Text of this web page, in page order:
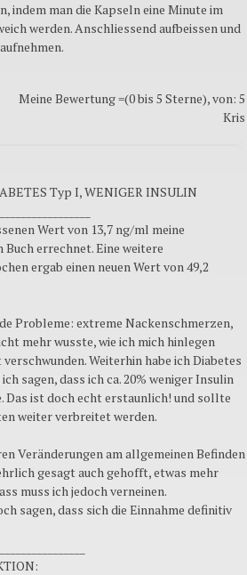
indem man die Kapseln eine Minute im
werden. Anschliessend aufbeissen und
Meine Bewertung =(0 bis 5 Sterne), von: 5
Kris
Typ I, WENIGER INSULIN
Wert von 13,7 ng/ml meine
errechnet. Eine weitere
ergab einen neuen Wert von 49,2
Probleme: extreme Nackenschmerzen,
mehr wusste, wie ich mich hinlegen
Weiterhin habe ich Diabetes
sagen, dass ich ca. 20% weniger Insulin
Das ist doch echt erstaunlich! und sollte
weiter verbreitet werden.
Veränderungen am allgemeinen Befinden
gesagt auch gehofft, etwas mehr
muss ich jedoch verneinen.
sagen, dass sich die Einnahme definitiv